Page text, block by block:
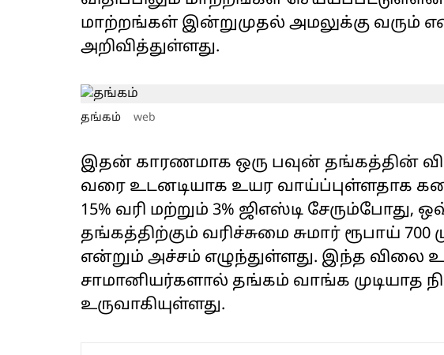
மாற்றங்கள் இன்றுமுதல் அமலுக்கு வரும்
அறிவித்துள்ளது.
தங்கம் web
இதன் காரணமாக ஒரு பவுன் தங்கத்தின்
வரை உடனடியாக உயர வாய்ப்புள்ளதாக
15% வரி மற்றும் 3% ஜிஎஸ்டி சேரும்போது,
தங்கத்திற்கும் வரிச்சுமை சுமார் ரூபாய்
என்றும் அச்சம் எழுந்துள்ளது. இந்த விலை
சாமானியர்களால் தங்கம் வாங்க முடியாத
உருவாகியுள்ளது.